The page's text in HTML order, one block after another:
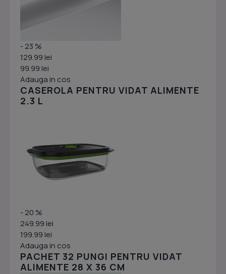
- 23 %
129.99 lei
99.99 lei
Adauga in cos
CASEROLA PENTRU VIDAT ALIMENTE
2.3 L
- 20 %
249.99 lei
199.99 lei
Adauga in cos
PACHET 32 PUNGI PENTRU VIDAT
ALIMENTE 28 X 36 CM